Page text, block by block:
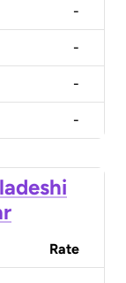
-
-
-
-
Rate